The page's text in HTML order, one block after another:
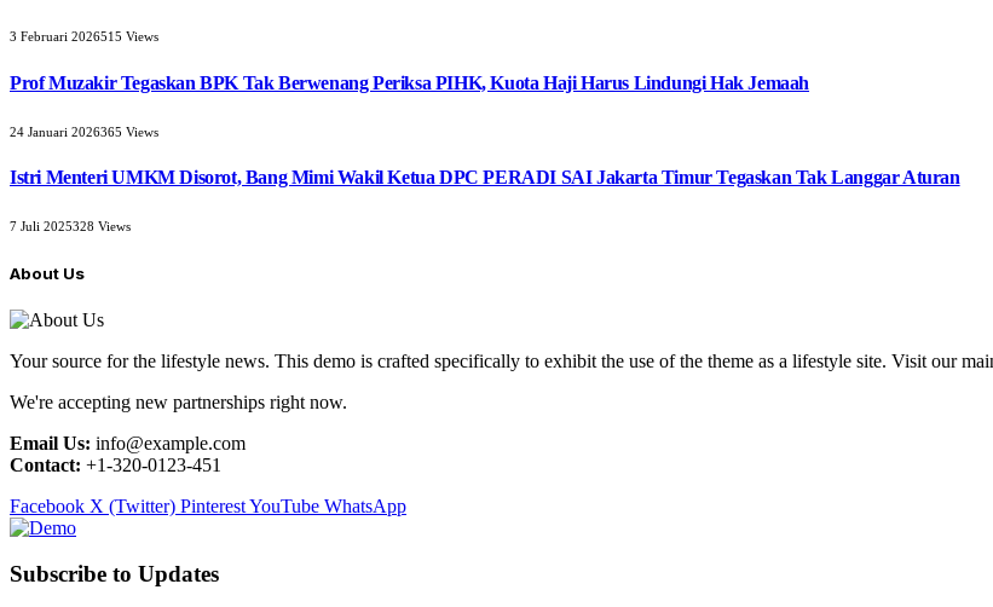
3 Februari 2026515 Views
Prof Muzakir Tegaskan BPK Tak Berwenang Periksa PIHK, Kuota Haji Harus Lindungi Hak Jemaah
24 Januari 2026365 Views
Istri Menteri UMKM Disorot, Bang Mimi Wakil Ketua DPC PERADI SAI Jakarta Timur Tegaskan Tak Langgar Aturan
7 Juli 2025328 Views
About Us
Your source for the lifestyle news. This demo is crafted specifically to exhibit the use of the theme as a lifestyle site. Visit our
We're accepting new partnerships right now.
Email Us: info@example.com
Contact: +1-320-0123-451
Facebook X (Twitter) PinterestYouTube WhatsApp
Subscribe to Updates